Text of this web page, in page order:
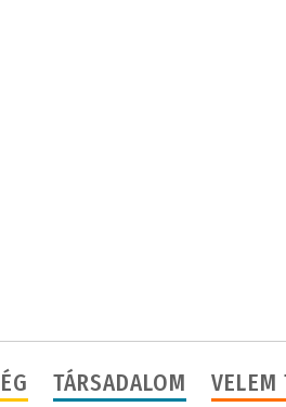
TÁRSADALOM VELEM